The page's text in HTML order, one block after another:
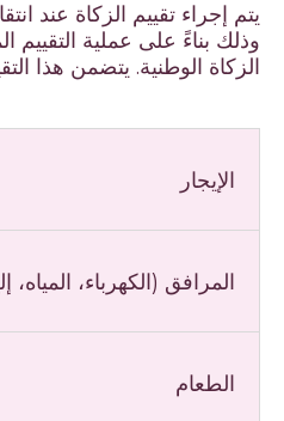
يتم إجراء تقييم الزكاة عند
وذلك بناءً على عملية
الزكاة الوطنية. يتضمن هذا
الإيجار
المرافق (الكهرباء، المياه،
الطعام